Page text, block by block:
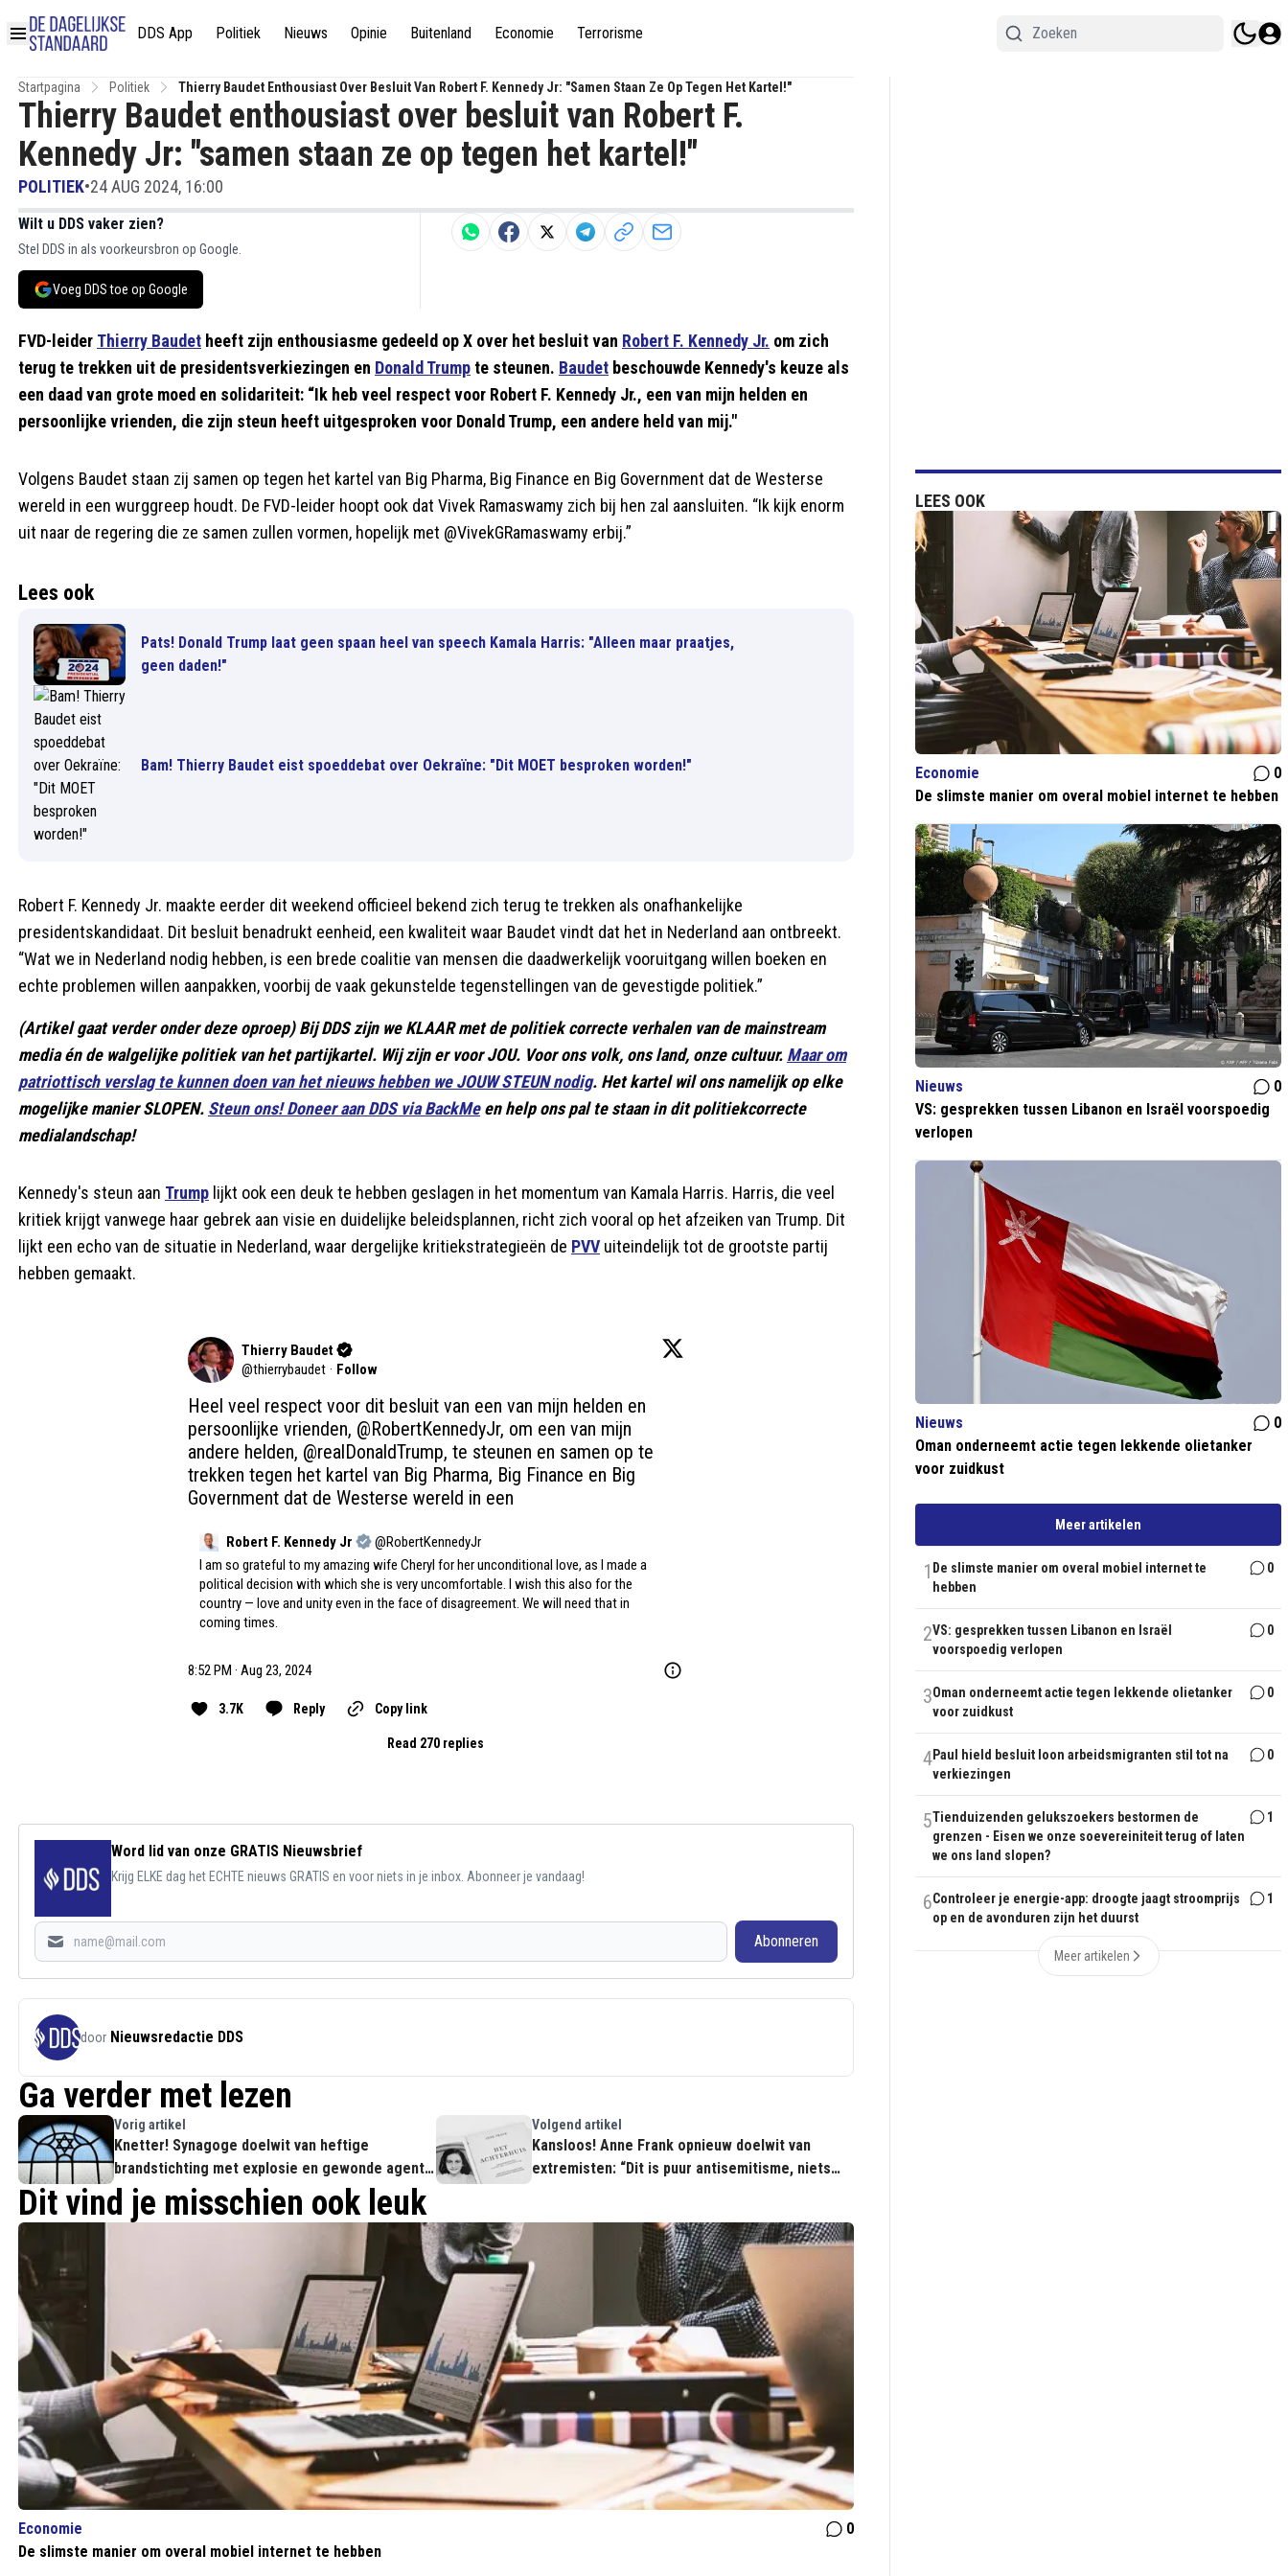
DDS App Politiek Nieuws Opinie Buitenland Economie Terrorisme
Startpagina Politiek Thierry Baudet Enthousiast Over Besluit Van Robert F. Kennedy Jr: "samen Staan Ze Op Tegen Het Kartel!"
Thierry Baudet enthousiast over besluit van Robert F.
Kennedy Jr: "samen staan ze op tegen het kartel!"
POLITIEK•24 AUG 2024, 16:00
Wilt u DDS vaker zien?
Stel DDS in als voorkeursbron op Google.
Voeg DDS toe op Google
FVD-leider Thierry Baudet heeft zijn enthousiasme gedeeld op X over het besluit van Robert F. Kennedy Jr. om zich
terug te trekken uit de presidentsverkiezingen en Donald Trumpte steunen. Baudet beschouwde Kennedy's keuze als
een daad van grote moed en solidariteit: “Ik heb veel respect voor Robert F. Kennedy Jr., een van mijn helden en
persoonlijke vrienden, die zijn steun heeft uitgesproken voor Donald Trump, een andere held van mij."
Volgens Baudet staan zij samen op tegen het kartel van Big Pharma, Big Finance en Big Government dat de Westerse
wereld in een wurggreep houdt. De FVD-leider hoopt ook dat Vivek Ramaswamy zich bij hen zal aansluiten. “Ik kijk enorm
uit naar de regering die ze samen zullen vormen, hopelijk met @VivekGRamaswamy erbij.”
Lees ook
Pats! Donald Trump laat geen spaan heel van speech Kamala Harris: "Alleen maar praatjes,
geen daden!"
Bam! Thierry Baudet eist spoeddebat over Oekraïne: "Dit MOET besproken worden!"
Robert F. Kennedy Jr. maakte eerder dit weekend officieel bekend zich terug te trekken als onafhankelijke
presidentskandidaat. Dit besluit benadrukt eenheid, een kwaliteit waar Baudet vindt dat het in Nederland aan ontbreekt.
“Wat we in Nederland nodig hebben, is een brede coalitie van mensen die daadwerkelijk vooruitgang willen boeken en
echte problemen willen aanpakken, voorbij de vaak gekunstelde tegenstellingen van de gevestigde politiek.”
(Artikel gaat verder onder deze oproep) Bij DDS zijn we KLAAR met de politiek correcte verhalen van de mainstream
media én de walgelijke politiek van het partijkartel. Wij zijn er voor JOU. Voor ons volk, ons land, onze cultuur. Maar om
patriottisch verslag te kunnen doen van het nieuws hebben we JOUW STEUN nodig. Het kartel wil ons namelijk op elke
mogelijke manier SLOPEN. Steun ons! Doneer aan DDS via BackMeen help ons pal te staan in dit politiekcorrecte
medialandschap!
Kennedy's steun aan Trump lijkt ook een deuk te hebben geslagen in het momentum van Kamala Harris. Harris, die veel
kritiek krijgt vanwege haar gebrek aan visie en duidelijke beleidsplannen, richt zich vooral op het afzeiken van Trump. Dit
lijkt een echo van de situatie in Nederland, waar dergelijke kritiekstrategieën de PVV uiteindelijk tot de grootste partij
hebben gemaakt.
Thierry Baudet
@thierrybaudet · Follow
Heel veel respect voor dit besluit van een van mijn helden en
persoonlijke vrienden, @RobertKennedyJr, om een van mijn
andere helden, @realDonaldTrump, te steunen en samen op te
trekken tegen het kartel van Big Pharma, Big Finance en Big
Government dat de Westerse wereld in een
Robert F. Kennedy Jr @RobertKennedyJr
I am so grateful to my amazing wife Cheryl for her unconditional love, as I made a
political decision with which she is very uncomfortable. I wish this also for the
country — love and unity even in the face of disagreement. We will need that in
coming times.
8:52 PM · Aug 23, 2024
3.7K Reply Copy link
Read 270 replies
Word lid van onze GRATIS Nieuwsbrief
Krijg ELKE dag het ECHTE nieuws GRATIS en voor niets in je inbox. Abonneer je vandaag!
Abonneren
door Nieuwsredactie DDS
Ga verder met lezen
Vorig artikel
Knetter! Synagoge doelwit van heftige
brandstichting met explosie en gewonde agent
tot gevolg
Volgend artikel
Kansloos! Anne Frank opnieuw doelwit van
extremisten: “Dit is puur antisemitisme, niets
Dit vind je misschien ook leuk
Economie
0
De slimste manier om overal mobiel internet te hebben
LEES OOK
Economie
0
De slimste manier om overal mobiel internet te hebben
Nieuws
0
VS: gesprekken tussen Libanon en Israël voorspoedig
verlopen
Nieuws
0
Oman onderneemt actie tegen lekkende olietanker
voor zuidkust
Meer artikelen
1 De slimste manier om overal mobiel internet te
hebben
0
2VS: gesprekken tussen Libanon en Israël
voorspoedig verlopen
0
3Oman onderneemt actie tegen lekkende olietanker
voor zuidkust
0
4Paul hield besluit loon arbeidsmigranten stil tot na
verkiezingen
0
5Tienduizenden gelukszoekers bestormen de
grenzen - Eisen we onze soevereiniteit terug of laten
we ons land slopen?
1
6Controleer je energie-app: droogte jaagt stroomprijs
op en de avonduren zijn het duurst
1
Meer artikelen